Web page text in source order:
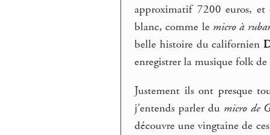
approximatif 7200 euros, et
blanc, comme le micro à
belle histoire du californien
enregistrer la musique folk
Justement ils ont presque
j’entends parler du micro de
découvre une vingtaine de